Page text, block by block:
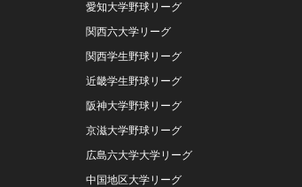
愛知大学野球リーグ
関西六大学リーグ
関西学生野球リーグ
近畿学生野球リーグ
阪神大学野球リーグ
京滋大学野球リーグ
広島六大学大学リーグ
中国地区大学リーグ